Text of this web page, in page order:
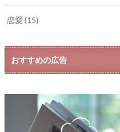
恋愛 (15)
おすすめの広告